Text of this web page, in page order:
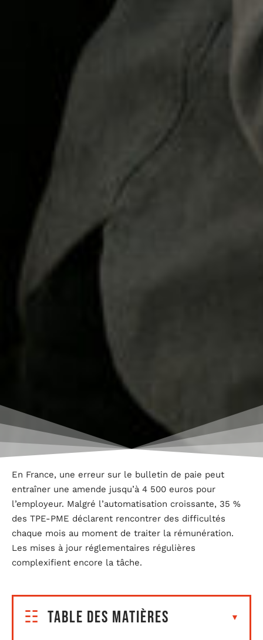
En France, une erreur sur le bulletin de paie peut
entraîner une amende jusqu’à 4 500 euros pour
l’employeur. Malgré l’automatisation croissante, 35 %
des TPE-PME déclarent rencontrer des difficultés
chaque mois au moment de traiter la rémunération.
Les mises à jour réglementaires régulières
complexifient encore la tâche.
Table des matières